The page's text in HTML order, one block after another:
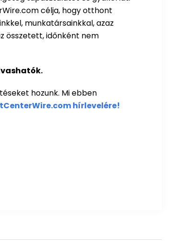
célja, hogy otthont
munkatársainkkal, azaz
összetett, időnként nem
hozunk. Mi ebben
hírlevelére!